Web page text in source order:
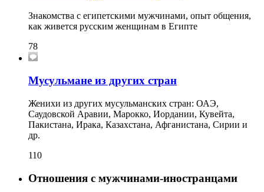
Знакомства с египетскими мужчинами, опыт общения,
как живется русским женщинам в Египте
78
Мусульмане из других стран
Женихи из других мусульманских стран: ОАЭ,
Саудовской Аравии, Марокко, Иордании, Кувейта,
Пакистана, Ирака, Казахстана, Афганистана, Сирии и
др.
110
Отношения с мужчинами-иностранцами